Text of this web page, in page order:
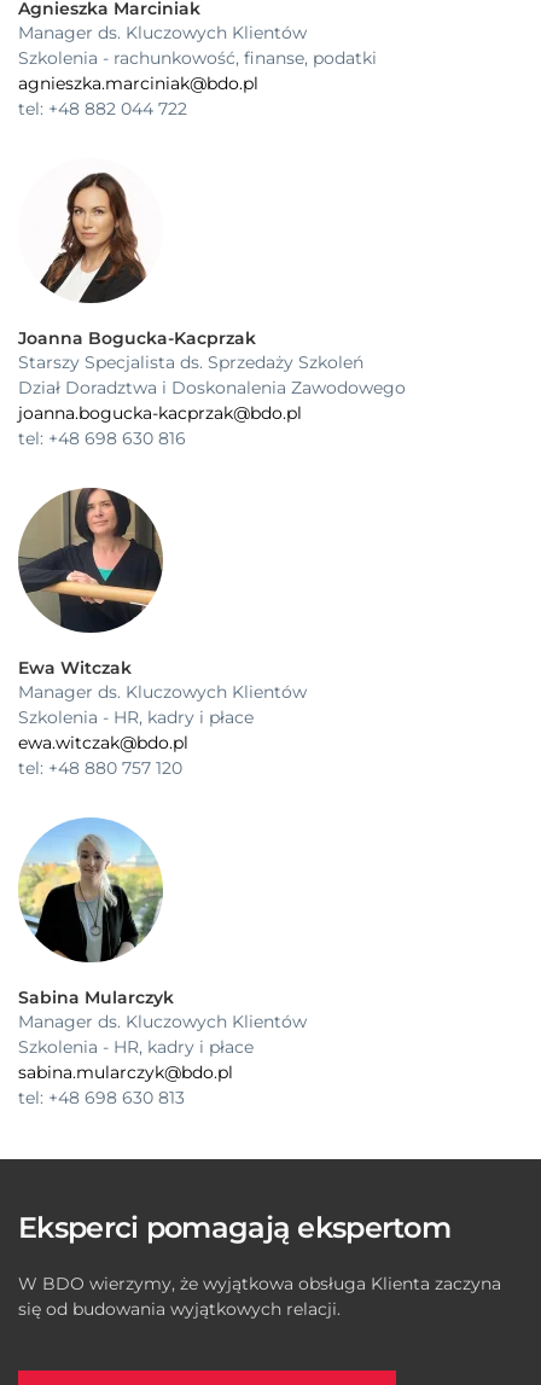
Agnieszka Marciniak
Manager ds. Kluczowych Klientów
Szkolenia - rachunkowość, finanse, podatki
agnieszka.marciniak@bdo.pl
tel: +48 882 044 722
Joanna Bogucka-Kacprzak
Starszy Specjalista ds. Sprzedaży Szkoleń
Dział Doradztwa i Doskonalenia Zawodowego
joanna.bogucka-kacprzak@bdo.pl
tel: +48 698 630 816
Ewa Witczak
Manager ds. Kluczowych Klientów
Szkolenia - HR, kadry i płace
ewa.witczak@bdo.pl
tel: +48 880 757 120
Sabina Mularczyk
Manager ds. Kluczowych Klientów
Szkolenia - HR, kadry i płace
sabina.mularczyk@bdo.pl
tel: +48 698 630 813
Eksperci pomagają ekspertom
W BDO wierzymy, że wyjątkowa obsługa Klienta zaczyna
się od budowania wyjątkowych relacji.